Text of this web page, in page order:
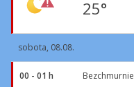
25°
sobota, 08.08.
00 - 01 h Bezchmurnie